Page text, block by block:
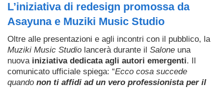
L’iniziativa di redesign promossa da
Asayuna e Muziki Music Studio
Oltre alle presentazioni e agli incontri con il pubblico, la
Muziki Music Studio lancerà durante il Salone una
nuova iniziativa dedicata agli autori emergenti. Il
comunicato ufficiale spiega: “Ecco cosa succede
quando non ti affidi ad un vero professionista per il